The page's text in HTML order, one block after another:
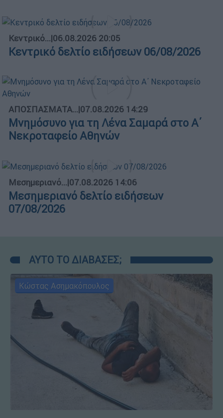
Κεντρικό...|06.08.2026 20:05
Κεντρικό δελτίο ειδήσεων 06/08/2026
ΑΠΟΣΠΑΣΜΑΤΑ...|07.08.2026 14:29
Μνημόσυνο για τη Λένα Σαμαρά στο Α΄
Νεκροταφείο Αθηνών
Μεσημεριανό...|07.08.2026 14:06
Μεσημεριανό δελτίο ειδήσεων
07/08/2026
ΑΥΤΟ ΤΟ ΔΙΑΒΑΣΕΣ;
Κώστας Ασημακόπουλος